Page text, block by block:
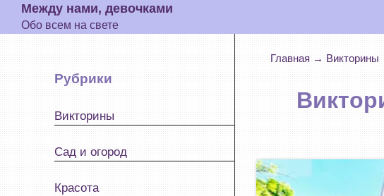
Между нами, девочками
Обо всем на свете
Поиск
Главная→ Викторины
Рубрики
Викторины
Сад и огород
Красота